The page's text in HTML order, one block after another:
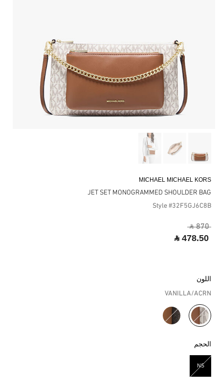
MICHAEL MICHAEL KORS
JET SET MONOGRAMMED SHOULDER BAG
Style #32F5GJ6C8B
‎ ⃁ 870 ‎
‎ ⃁ 478.50 ‎
اللون
VANILLA/ACRN
مختار
الحجم
NS
مختار